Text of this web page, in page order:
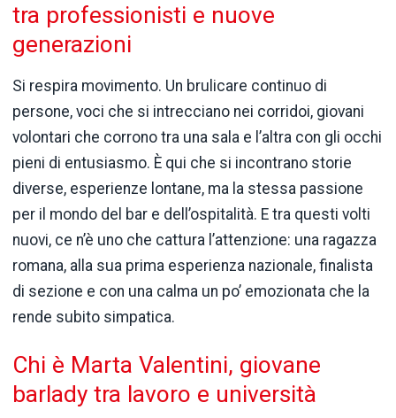
tra professionisti e nuove
generazioni
Si respira movimento. Un brulicare continuo di
persone, voci che si intrecciano nei corridoi, giovani
volontari che corrono tra una sala e l’altra con gli occhi
pieni di entusiasmo. È qui che si incontrano storie
diverse, esperienze lontane, ma la stessa passione
per il mondo del bar e dell’ospitalità. E tra questi volti
nuovi, ce n’è uno che cattura l’attenzione: una ragazza
romana, alla sua prima esperienza nazionale, finalista
di sezione e con una calma un po’ emozionata che la
rende subito simpatica.
Chi è Marta Valentini, giovane
barlady tra lavoro e università